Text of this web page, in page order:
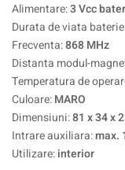
Alimentare:3 Vcc
Durata de viata
Frecventa:868 MHz
Distanta modul-
Temperatura de
Culoare:MARO
Dimensiuni:81 x 34 x
Intrare auxiliara:max.
Utilizare:interior